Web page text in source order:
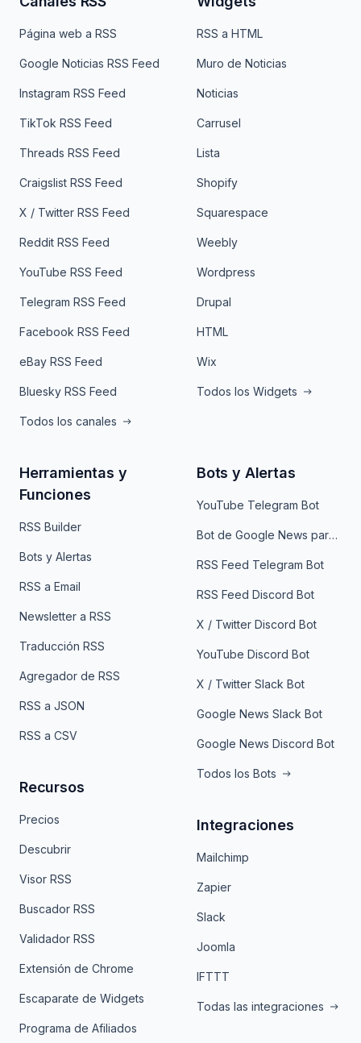
Página web a RSS
Google Noticias RSS Feed
Instagram RSS Feed
TikTok RSS Feed
Threads RSS Feed
Craigslist RSS Feed
X / Twitter RSS Feed
Reddit RSS Feed
YouTube RSS Feed
Telegram RSS Feed
Facebook RSS Feed
eBay RSS Feed
Bluesky RSS Feed
Todos los canales
RSS a HTML
Muro de Noticias
Noticias
Carrusel
Lista
Shopify
Squarespace
Weebly
Wordpress
Drupal
HTML
Wix
Todos los Widgets
Herramientas y
Funciones
RSS Builder
Bots y Alertas
RSS a Email
Newsletter a RSS
Traducción RSS
Agregador de RSS
RSS a JSON
RSS a CSV
Recursos
Precios
Descubrir
Visor RSS
Buscador RSS
Validador RSS
Extensión de Chrome
Escaparate de Widgets
Programa de Afiliados
Bots y Alertas
YouTube Telegram Bot
Bot de Google News para Telegram
RSS Feed Telegram Bot
RSS Feed Discord Bot
X / Twitter Discord Bot
YouTube Discord Bot
X / Twitter Slack Bot
Google News Slack Bot
Google News Discord Bot
Todos los Bots
Integraciones
Mailchimp
Zapier
Slack
Joomla
IFTTT
Todas las integraciones